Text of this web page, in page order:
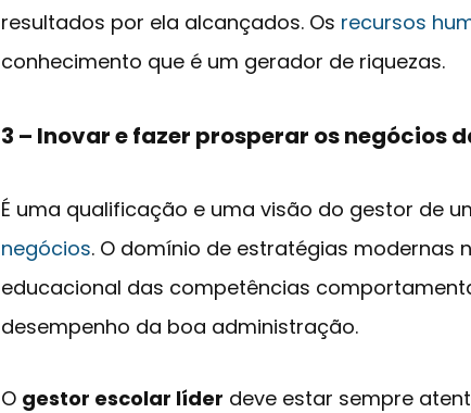
resultados por ela alcançados. Os recursos
conhecimento que é um gerador de riquezas.
3 – Inovar e fazer prosperar os negócios
É uma qualificação e uma visão do gestor de
negócios. O domínio de estratégias modernas
educacional das competências
desempenho da boa administração.
O gestor escolar líder deve estar sempre